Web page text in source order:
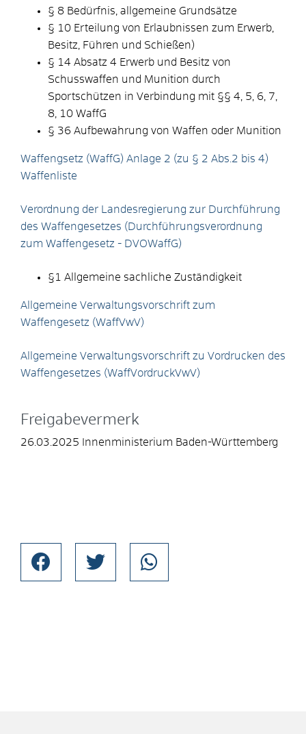
§ 8 Bedürfnis, allgemeine Grundsätze
§ 10 Erteilung von Erlaubnissen zum Erwerb,
Besitz, Führen und Schießen)
§ 14 Absatz 4 Erwerb und Besitz von
Schusswaffen und Munition durch
Sportschützen in Verbindung mit §§ 4, 5, 6, 7,
8, 10 WaffG
§ 36 Aufbewahrung von Waffen oder Munition
Waffengsetz (WaffG) Anlage 2 (zu § 2 Abs.2 bis 4)
Waffenliste
Verordnung der Landesregierung zur Durchführung
des Waffengesetzes (Durchführungsverordnung
zum Waffengesetz - DVOWaffG)
§1 Allgemeine sachliche Zuständigkeit
Allgemeine Verwaltungsvorschrift zum
Waffengesetz (WaffVwV)
Allgemeine Verwaltungsvorschrift zu Vordrucken des
Waffengesetzes (WaffVordruckVwV)
Freigabevermerk
26.03.2025 Innenministerium Baden-Württemberg